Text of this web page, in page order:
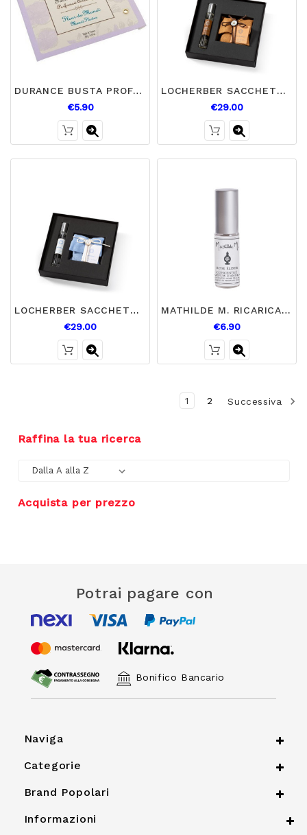
DURANCE BUSTA PROFUMATA MONOI TIARE'
€5.90
LOCHERBER SACCHETTO E SPRAY HABANA TOBACCO
€29.00
LOCHERBER SACCHETTO E SPRAY LINEN
€29.00
MATHILDE M. RICARICA GESSI ROSE ELIXIR
€6.90
1 2 Successiva
Raffina la tua ricerca
Acquista per prezzo
Potrai pagare con
Bonifico Bancario
Naviga
Categorie
Brand Popolari
Informazioni